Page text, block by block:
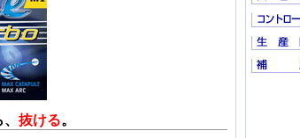
抜ける。